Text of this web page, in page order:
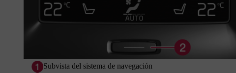
Subvista del sistema de navegación